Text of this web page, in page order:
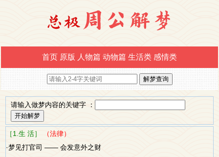
首页 原版 人物篇 动物篇 生活类 感情类
请输入做梦内容的关键字 ：
［1.生 活］
（法律）
·梦见打官司 —— 会发意外之财